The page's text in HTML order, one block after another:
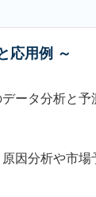
応用例 ～
ータ分析と予
因分析や市場